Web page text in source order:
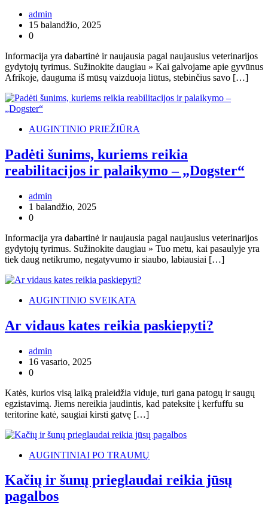
admin
15 balandžio, 2025
0
Informacija yra dabartinė ir naujausia pagal naujausius veterinarijos
gydytojų tyrimus. Sužinokite daugiau » Kai galvojame apie gyvūnus
Afrikoje, dauguma iš mūsų vaizduoja liūtus, stebinčius savo […]
AUGINTINIO PRIEŽIŪRA
Padėti šunims, kuriems reikia
reabilitacijos ir palaikymo – „Dogster“
admin
1 balandžio, 2025
0
Informacija yra dabartinė ir naujausia pagal naujausius veterinarijos
gydytojų tyrimus. Sužinokite daugiau » Tuo metu, kai pasaulyje yra
tiek daug netikrumo, negatyvumo ir siaubo, labiausiai […]
AUGINTINIO SVEIKATA
Ar vidaus kates reikia paskiepyti?
admin
16 vasario, 2025
0
Katės, kurios visą laiką praleidžia viduje, turi gana patogų ir saugų
egzistavimą. Jiems nereikia jaudintis, kad pateksite į kerfuffu su
teritorine katė, saugiai kirsti gatvę […]
AUGINTINIAI PO TRAUMŲ
Kačių ir šunų prieglaudai reikia jūsų
pagalbos